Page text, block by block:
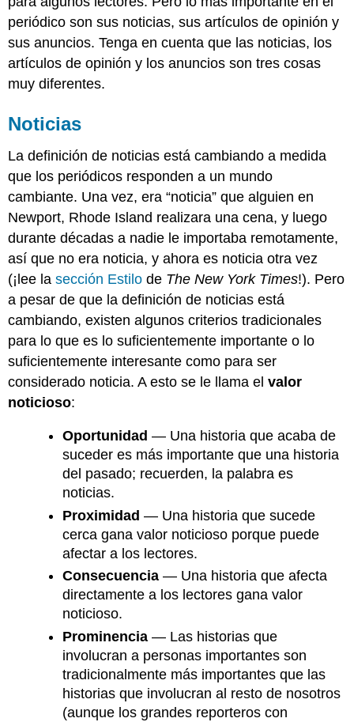
periódico son sus noticias, sus artículos de opinión y
sus anuncios. Tenga en cuenta que las noticias, los
artículos de opinión y los anuncios son tres cosas
muy diferentes.
Noticias
La definición de noticias está cambiando a medida
que los periódicos responden a un mundo
cambiante. Una vez, era “noticia” que alguien en
Newport, Rhode Island realizara una cena, y luego
durante décadas a nadie le importaba remotamente,
así que no era noticia, y ahora es noticia otra vez
(¡lee lasección Estilo de The New York Times!). Pero
a pesar de que la definición de noticias está
cambiando, existen algunos criterios tradicionales
para lo que es lo suficientemente importante o lo
suficientemente interesante como para ser
considerado noticia. A esto se le llama elvalor
noticioso:
Oportunidad — Una historia que acaba de
suceder es más importante que una historia
del pasado; recuerden, la palabra es
noticias.
Proximidad — Una historia que sucede
cerca gana valor noticioso porque puede
afectar a los lectores.
Consecuencia — Una historia que afecta
directamente a los lectores gana valor
noticioso.
Prominencia — Las historias que
involucran a personas importantes son
tradicionalmente más importantes que las
historias que involucran al resto de nosotros
(aunque los grandes reporteros con